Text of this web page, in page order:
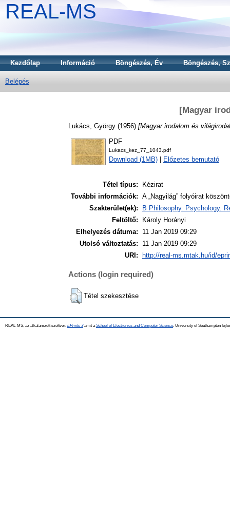
REAL-MS
Kezdőlap Információ Böngészés, Év Böngészés,
Belépés
[Magyar
Lukács, György (1956) [Magyar irodalom és
PDF
Lukacs_kez_77_1043.pdf
Download (1MB) Előzetes bemutató
Tétel típus:
Kézirat
További információk: A „Nagyilág” folyóirat
Szakterület(ek):
B Philosophy. Psychology.
Feltöltő:
Károly Horányi
Elhelyezés dátuma:
11 Jan 2019 09:29
Utolsó változtatás:
11 Jan 2019 09:29
URI:
http://real-ms.mtak.hu/id/
Actions (login required)
Tétel szekesztése
REAL-MS, az alkalamzott szoftver: EPrints 3amit a School of Electronics and Computer Science , University of Southampton